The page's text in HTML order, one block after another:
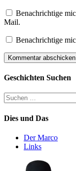
Benachrichtige
Mail.
Benachrichtige
Geschichten Suchen
Suchen
nach:
Dies und Das
Der Marco
Links